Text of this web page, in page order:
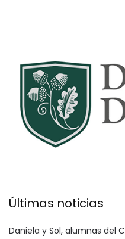
Últimas noticias
Daniela y Sol, alumnas del